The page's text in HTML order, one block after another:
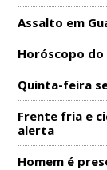
Assalto em
Horóscopo do
Quinta-feira
Frente fria e
alerta
Homem é